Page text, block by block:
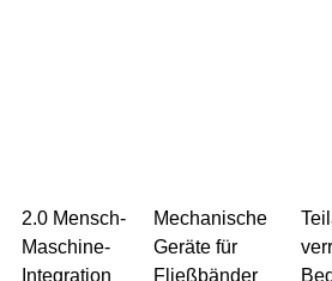
2.0 Mensch-
Maschine-
Integration
Mechanische
Geräte für
Fließbänder